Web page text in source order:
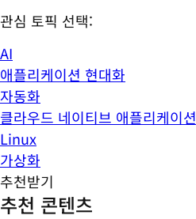
관심 토픽 선택:
AI
애플리케이션 현대화
자동화
클라우드 네이티브 애플리케이션
Linux
가상화
추천받기
추천 콘텐츠